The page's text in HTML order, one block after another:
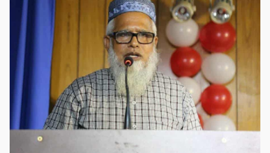
নবীনবরণ - ২০২৫